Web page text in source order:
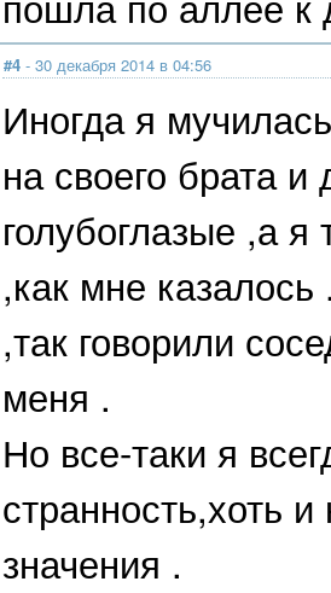
#4 - 30 декабря 2014 в 04:56
Иногда я
на своего брата
голубоглазые ,а
,как мне
,так говорили
меня .
Но все-таки я
странность,хоть
значения .